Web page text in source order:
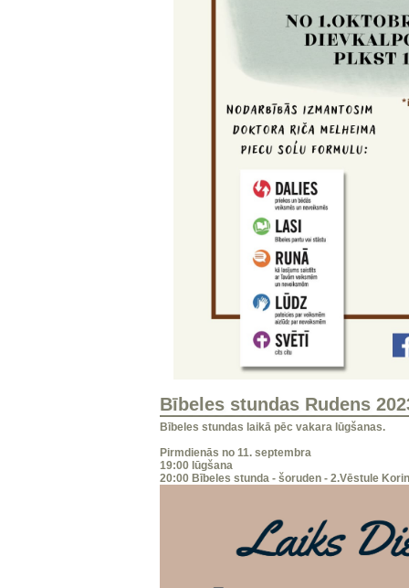
Bībeles stundas Rudens
Bībeles stundas laikā pēc vakara lūgšanas.
Pirmdienās no 11. septembra
19:00 lūgšana
20:00 Bībeles stunda - šoruden - 2.Vēstule